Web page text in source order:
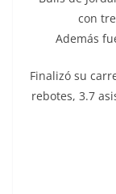
con
Además
Finalizó su
rebotes, 3.7